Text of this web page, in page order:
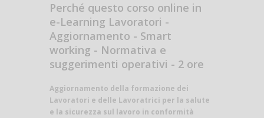
Perché questo corso online in
e-Learning Lavoratori -
Aggiornamento - Smart
working - Normativa e
suggerimenti operativi - 2 ore
Aggiornamento della formazione dei
Lavoratori e delle Lavoratrici per la salute
e la sicurezza sul lavoro in conformità